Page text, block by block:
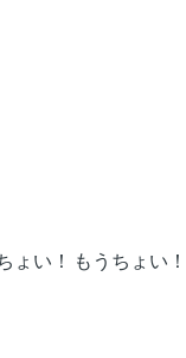
ょい！ もうちょい！